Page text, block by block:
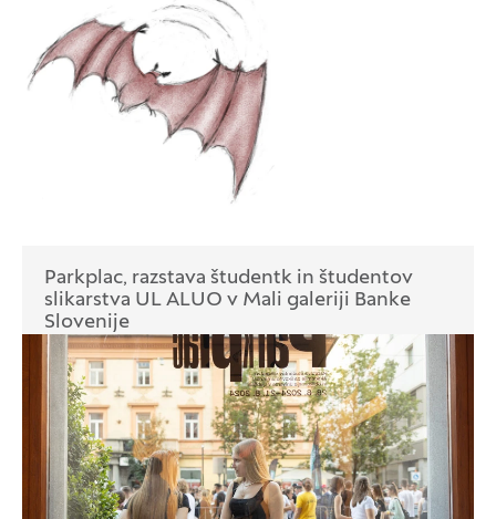
Parkplac, razstava študentk in študentov
slikarstva UL ALUO v Mali galeriji Banke
Slovenije